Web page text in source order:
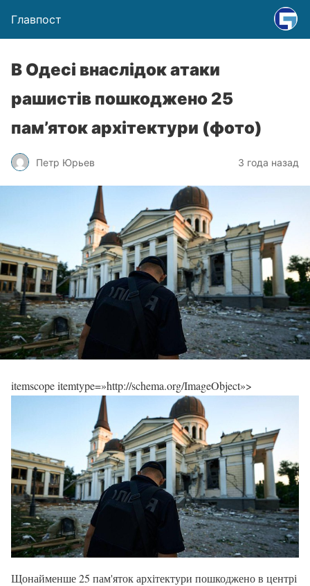
Главпост
В Одесі внаслідок атаки
рашистів пошкоджено 25
пам’яток архітектури (фото)
Петр Юрьев 3 года назад
itemscope itemtype=»http://schema.org/ImageObject»>
Щонайменше 25 пам'яток архітектури пошкоджено в центрі